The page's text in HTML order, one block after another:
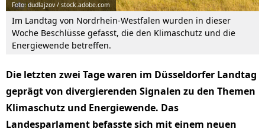
Foto: dudlajzov / stock.adobe.com
Im Landtag von Nordrhein-Westfalen wurden in dieser
Woche Beschlüsse gefasst, die den Klimaschutz und die
Energiewende betreffen.
Die letzten zwei Tage waren im Düsseldorfer Landtag
geprägt von divergierenden Signalen zu den Themen
Klimaschutz und Energiewende. Das
Landesparlament befasste sich mit einem neuen